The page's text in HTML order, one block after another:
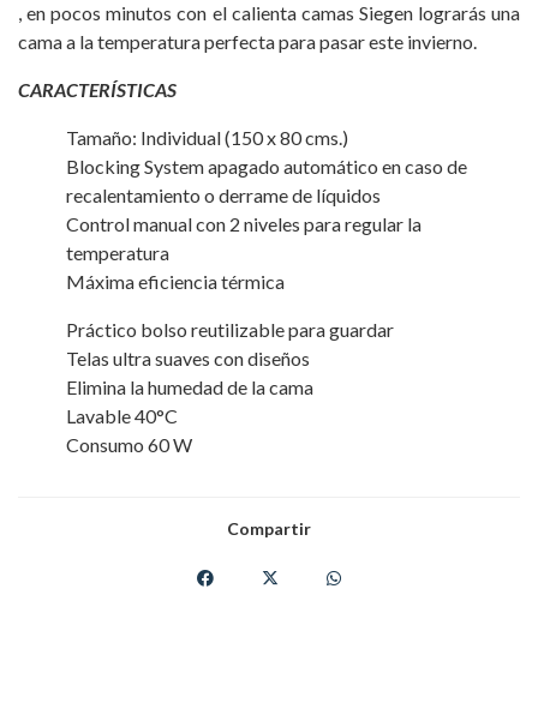
, en pocos minutos con el calienta camas Siegen lograrás una
cama a la temperatura perfecta para pasar este invierno.
CARACTERÍSTICAS
Tamaño: Individual (150 x 80 cms.)
Blocking System apagado automático en caso de
recalentamiento o derrame de líquidos
Control manual con 2 niveles para regular la
temperatura
Máxima eficiencia térmica
Práctico bolso reutilizable para guardar
Telas ultra suaves con diseños
Elimina la humedad de la cama
Lavable 40°C
Consumo 60 W
Compartir